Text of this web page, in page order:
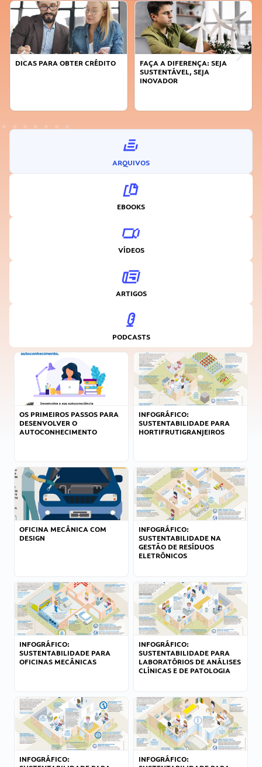
DICAS PARA OBTER CRÉDITO
FAÇA A DIFERENÇA: SEJA
SUSTENTÁVEL, SEJA
INOVADOR
ARQUIVOS
EBOOKS
VÍDEOS
ARTIGOS
PODCASTS
OS PRIMEIROS PASSOS PARA
DESENVOLVER O
AUTOCONHECIMENTO
INFOGRÁFICO:
SUSTENTABILIDADE PARA
HORTIFRUTIGRANJEIROS
OFICINA MECÂNICA COM
DESIGN
INFOGRÁFICO:
SUSTENTABILIDADE NA
GESTÃO DE RESÍDUOS
ELETRÔNICOS
INFOGRÁFICO:
SUSTENTABILIDADE PARA
OFICINAS MECÂNICAS
INFOGRÁFICO:
SUSTENTABILIDADE PARA
LABORATÓRIOS DE ANÁLISES
CLÍNICAS E DE PATOLOGIA
INFOGRÁFICO:
INFOGRÁFICO: